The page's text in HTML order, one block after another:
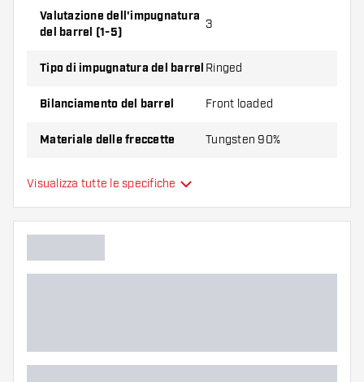
Valutazione dell'impugnatura
del barrel (1-5)
3
Tipo di impugnatura del barrel Ringed
Bilanciamento del barrel Front loaded
Materiale delle freccette Tungsten 90%
barrel
Colore del barrel
Visualizza tutte le specifiche